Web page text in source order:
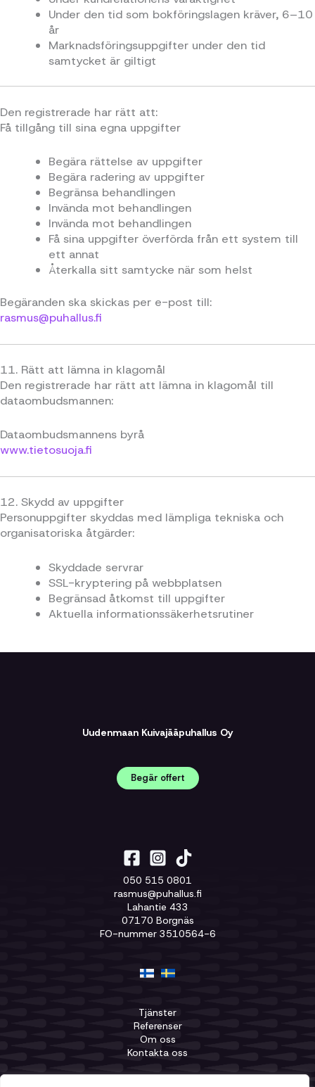
Under den tid som bokföringslagen kräver, 6–10
år
Marknadsföringsuppgifter under den tid
samtycket är giltigt
Den registrerade har rätt att:
Få tillgång till sina egna uppgifter
Begära rättelse av uppgifter
Begära radering av uppgifter
Begränsa behandlingen
Invända mot behandlingen
Invända mot behandlingen
Få sina uppgifter överförda från ett system till
ett annat
Återkalla sitt samtycke när som helst
Begäranden ska skickas per e-post till:
rasmus@puhallus.fi
11. Rätt att lämna in klagomål
Den registrerade har rätt att lämna in klagomål till
dataombudsmannen:
Dataombudsmannens byrå
www.tietosuoja.fi
12. Skydd av uppgifter
Personuppgifter skyddas med lämpliga tekniska och
organisatoriska åtgärder:
Skyddade servrar
SSL-kryptering på webbplatsen
Begränsad åtkomst till uppgifter
Aktuella informationssäkerhetsrutiner
Uudenmaan Kuivajääpuhallus Oy
Begär offert
050 515 0801
rasmus@puhallus.fi
Lahantie 433
07170 Borgnäs
FO-nummer 3510564-6
Tjänster
Referenser
Om oss
Kontakta oss